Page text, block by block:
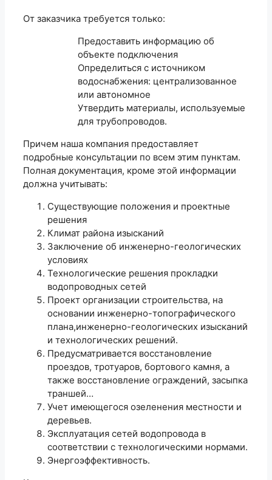
От заказчика требуется только:
Предоставить информацию об
объекте подключения
Определиться с источником
водоснабжения: централизованное
или автономное
Утвердить материалы, используемые
для трубопроводов.
Причем наша компания предоставляет
подробные консультации по всем этим пунктам.
Полная документация, кроме этой информации
должна учитывать:
Существующие положения и проектные
решения
Климат района изысканий
Заключение об инженерно-геологических
условиях
Технологические решения прокладки
водопроводных сетей
Проект организации строительства, на
основании инженерно-топографического
плана,инженерно-геологических изысканий
и технологических решений.
Предусматривается восстановление
проездов, тротуаров, бортового камня, а
также восстановление ограждений, засыпка
траншей…
Учет имеющегося озеленения местности и
деревьев.
Эксплуатация сетей водопровода в
соответствии с технологическими нормами.
Энергоэффективность.